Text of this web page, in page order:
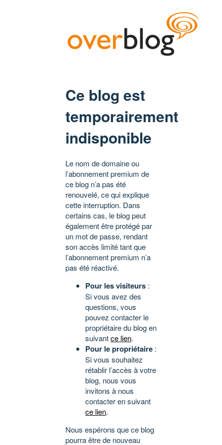
Ce blog est
temporairement
indisponible
Le nom de domaine ou
l’abonnement premium de
ce blog n’a pas été
renouvelé, ce qui explique
cette interruption. Dans
certains cas, le blog peut
également être protégé par
un mot de passe, rendant
son accès limité tant que
l’abonnement premium n’a
pas été réactivé.
Pour les visiteurs :
Si vous avez des
questions, vous
pouvez contacter le
propriétaire du blog en
suivantce lien.
Pour le propriétaire :
Si vous souhaitez
rétablir l’accès à votre
blog, nous vous
invitons à nous
contacter en suivant
ce lien.
Nous espérons que ce blog
pourra être de nouveau